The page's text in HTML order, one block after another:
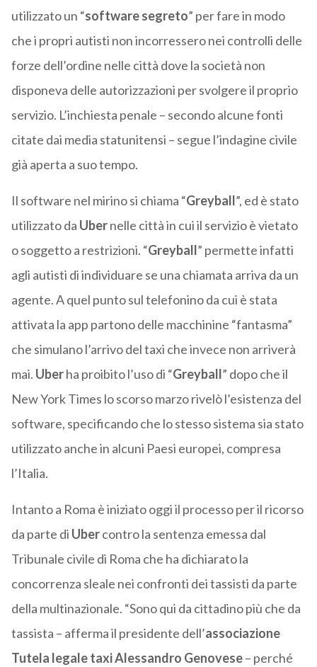
utilizzato un “software segreto” per fare in modo
che i propri autisti non incorressero nei controlli delle
forze dell’ordine nelle città dove la società non
disponeva delle autorizzazioni per svolgere il proprio
servizio. L’inchiesta penale – secondo alcune fonti
citate dai media statunitensi – segue l’indagine civile
già aperta a suo tempo.
Il software nel mirino si chiama “Greyball”, ed è stato
utilizzato da Ubernelle città in cui il servizio è vietato
o soggetto a restrizioni. “Greyball” permette infatti
agli autisti di individuare se una chiamata arriva da un
agente. A quel punto sul telefonino da cui è stata
attivata la app partono delle macchinine “fantasma”
che simulano l’arrivo del taxi che invece non arriverà
mai. Uberha proibito l’uso di “Greyball” dopo che il
New York Times lo scorso marzo rivelò l’esistenza del
software, specificando che lo stesso sistema sia stato
utilizzato anche in alcuni Paesi europei, compresa
l’Italia.
Intanto a Roma è iniziato oggi il processo per il ricorso
da parte di Ubercontro la sentenza emessa dal
Tribunale civile di Roma che ha dichiarato la
concorrenza sleale nei confronti dei tassisti da parte
della multinazionale. “Sono qui da cittadino più che da
tassista – afferma il presidente dell’associazione
Tutela legale taxiAlessandro Genovese– perché